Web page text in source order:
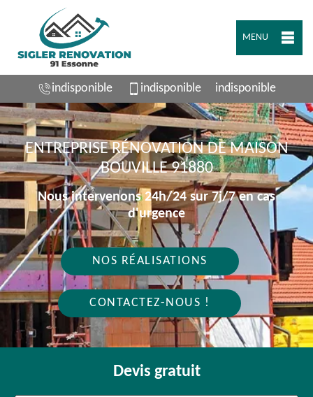
MENU
indisponible indisponible indisponible
ENTREPRISE RÉNOVATION DE MAISON
BOUVILLE 91880
Nous intervenons 24h/24 sur 7j/7 en cas
d'urgence
NOS RÉALISATIONS
CONTACTEZ-NOUS !
Devis gratuit